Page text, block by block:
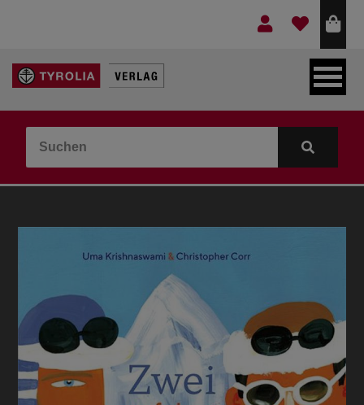
LEBEN & GLAUBE
KINDER- & JUGENDBUCH
VERLAG
IDEEN & BEGLEITMATERIAL